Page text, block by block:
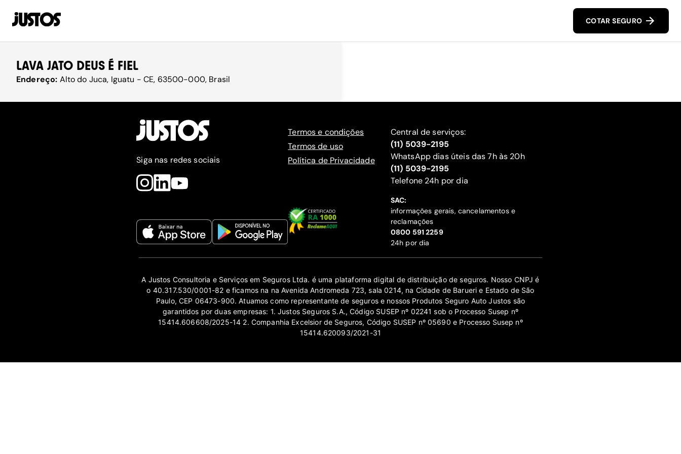
COTAR SEGURO
LAVA JATO DEUS É FIEL
Endereço: Alto do Juca, Iguatu - CE, 63500-000, Brasil
Siga nas redes sociais
Termos e condições
Termos de uso
Política de Privacidade
Central de serviços:
(11) 5039-2195
WhatsApp dias úteis das 7h às 20h
(11) 5039-2195
‍Telefone 24h por dia
SAC:
informações gerais, cancelamentos e
reclamações
‍0800 591 2259
24h por dia
A Justos Consultoria e Serviços em Seguros Ltda. é uma plataforma digital de distribuição de seguros. Nosso CNPJ é
o 40.317.530/0001-82 e ficamos na na Avenida Andromeda 723, sala 0214, na Cidade de Barueri e Estado de São
Paulo, CEP 06473-900. Atuamos como representante de seguros e nossos Produtos Seguro Auto Justos são
garantidos por duas empresas: 1. Justos Seguros S.A., Código SUSEP nº 02241 sob o Processo Susep nº
15414.606608/2025-14 2. Companhia Excelsior de Seguros, Código SUSEP nº 05690 e Processo Susep nº
15414.620093/2021-31